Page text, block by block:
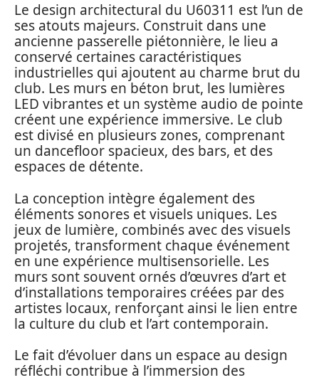
Le design architectural du U60311 est l’un de
ses atouts majeurs. Construit dans une
ancienne passerelle piétonnière, le lieu a
conservé certaines caractéristiques
industrielles qui ajoutent au charme brut du
club. Les murs en béton brut, les lumières
LED vibrantes et un système audio de pointe
créent une expérience immersive. Le club
est divisé en plusieurs zones, comprenant
un dancefloor spacieux, des bars, et des
espaces de détente.
La conception intègre également des
éléments sonores et visuels uniques. Les
jeux de lumière, combinés avec des visuels
projetés, transforment chaque événement
en une expérience multisensorielle. Les
murs sont souvent ornés d’œuvres d’art et
d’installations temporaires créées par des
artistes locaux, renforçant ainsi le lien entre
la culture du club et l’art contemporain.
Le fait d’évoluer dans un espace au design
réfléchi contribue à l’immersion des